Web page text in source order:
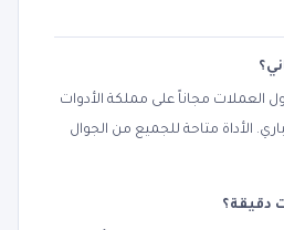
العملات مجاناً على مملكة الأدوات
الأداة متاحة للجميع من الجوال
دقيقة؟